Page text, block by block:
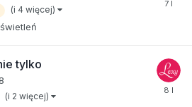
(i 4 więcej)
tylko
(i 2 więcej)